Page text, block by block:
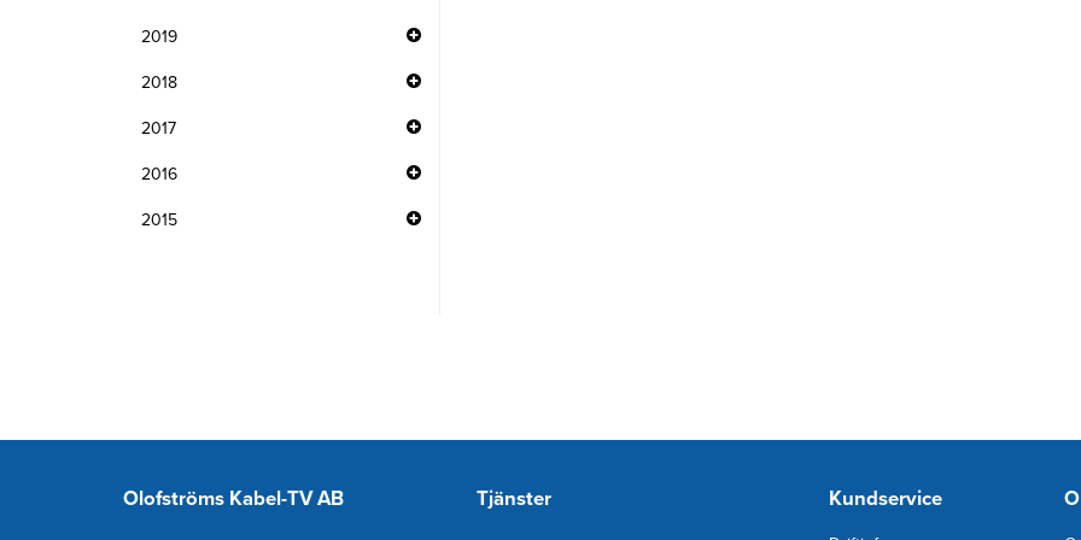
2019
2018
2017
2016
2015
Olofströms Kabel-TV AB Tjänster Kundservice